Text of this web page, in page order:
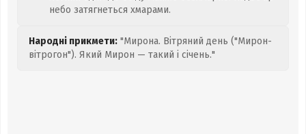
небо затягнеться хмарами.
Народні прикмети: "Мирона. Вітряний день ("Мирон-
вітрогон"). Який Мирон — такий і січень."